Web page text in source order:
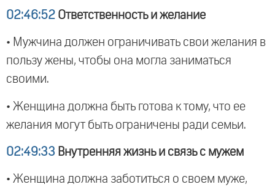
02:46:52 Ответственность и желание
• Мужчина должен ограничивать свои желания в
пользу жены, чтобы она могла заниматься
своими.
• Женщина должна быть готова к тому, что ее
желания могут быть ограничены ради семьи.
02:49:33 Внутренняя жизнь и связь с мужем
• Женщина должна заботиться о своем муже,